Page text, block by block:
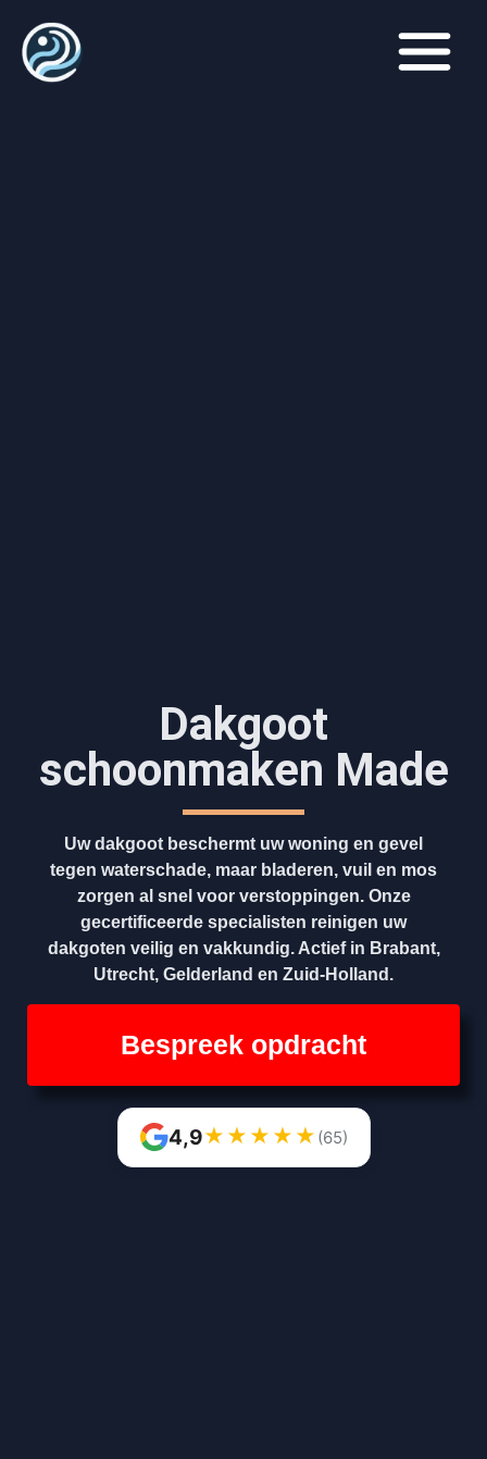
Dakgoot
schoonmaken​ Made
Uw dakgoot beschermt uw woning en gevel
tegen waterschade, maar bladeren, vuil en mos
zorgen al snel voor verstoppingen. Onze
gecertificeerde specialisten reinigen uw
dakgoten veilig en vakkundig. Actief in Brabant,
Utrecht, Gelderland en Zuid-Holland.
Bespreek opdracht
4,9★ ★ ★ ★ ★ (65)